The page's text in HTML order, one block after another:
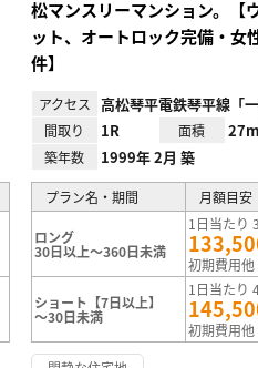
松マンスリーマンション。【
ット、オートロック完備・女
件】
アクセス 高松琴平電鉄琴平線「一
間取り 1R 面積
築年数 1999年 2月 築
プラン名・期間 月額目安
ロング
30日以上～360日未満
1日当たり
初期費用
ショート【7日以上】
～30日未満
1日当たり
初期費用